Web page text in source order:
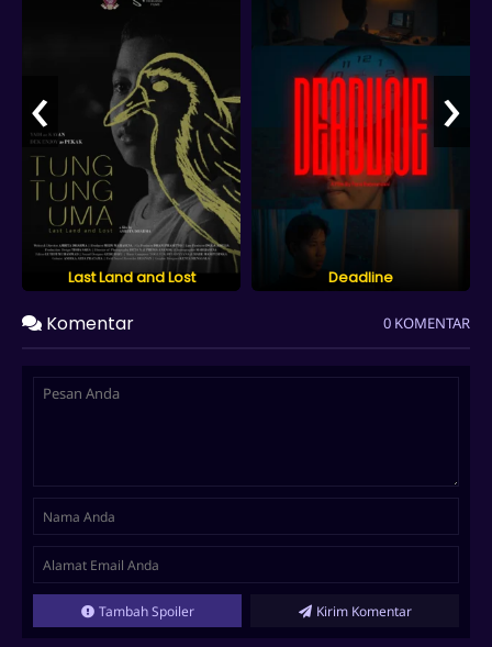
Last Land and Lost Deadline
‹ ›
Komentar 0 KOMENTAR
Tambah Spoiler Kirim Komentar